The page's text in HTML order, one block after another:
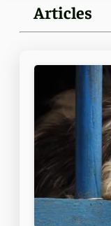
Articles